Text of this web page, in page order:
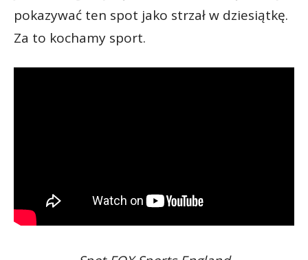
pokazywać ten spot jako strzał w dziesiątkę.
Za to kochamy sport.